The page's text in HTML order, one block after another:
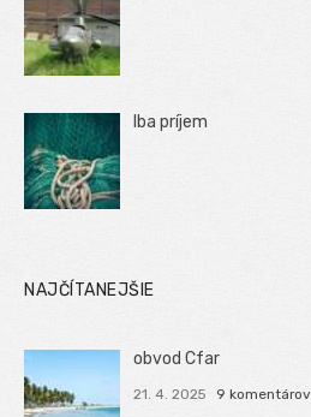
Iba príjem
NAJČÍTANEJŠIE
obvod Cfar
21. 4. 2025 9 komentárov